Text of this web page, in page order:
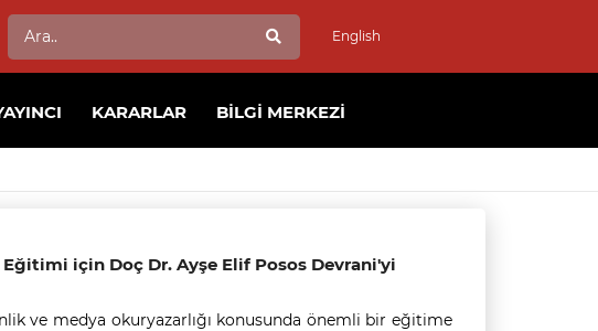
English
KARARLAR BILGI MERKEZI
için Doç Dr. Ayşe Elif Posos Devrani'yi
ve medya okuryazarlığı konusunda önemli bir eğitime